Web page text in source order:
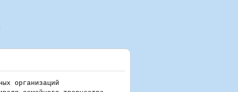
организаций